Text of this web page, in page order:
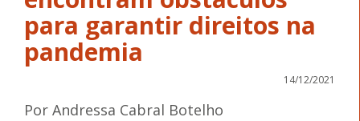
para garantir direitos na
pandemia
14/12/2021
Por Andressa Cabral Botelho